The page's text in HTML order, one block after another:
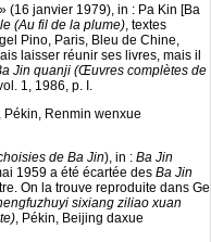
(16 janvier 1979), in : Pa Kin [Ba
(Au fil de la plume), textes
Pino, Paris, Bleu de Chine,
laisser réunir ses livres, mais il
Jin quanji (Œuvres complètes de
1, 1986, p. I.
, Pékin, Renmin wenxue
de Ba Jin), in : Ba Jin
1959 a été écartée des Ba Jin
On la trouve reproduite dans Ge
sixiang ziliao xuan
, Pékin, Beijing daxue